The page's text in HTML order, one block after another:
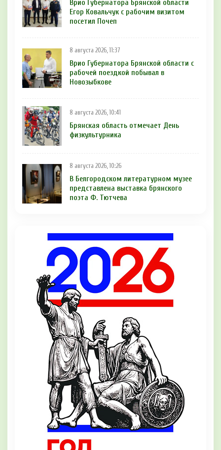
Врио Губернатора Брянской области
Егор Ковальчук с рабочим визитом
посетил Почеп
8 августа 2026, 11:37
Врио Губернатора Брянской области с
рабочей поездкой побывал в
Новозыбкове
8 августа 2026, 10:41
Брянская область отмечает День
физкультурника
8 августа 2026, 10:26
В Белгородском литературном музее
представлена выставка брянского
поэта Ф. Тютчева